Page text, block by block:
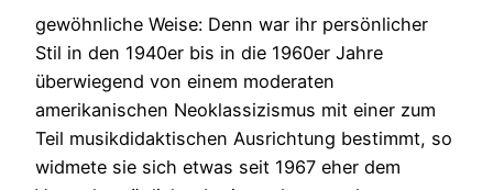
gewöhnliche Weise: Denn war ihr persönlicher
Stil in den 1940er bis in die 1960er Jahre
überwiegend von einem moderaten
amerikanischen Neoklassizismus mit einer zum
Teil musikdidaktischen Ausrichtung bestimmt, so
widmete sie sich etwas seit 1967 eher dem